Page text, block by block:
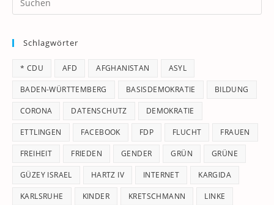
Schlagwörter
* CDU AFD AFGHANISTAN ASYL
BADEN-WÜRTTEMBERG BASISDEMOKRATIE BILDUNG
CORONA DATENSCHUTZ DEMOKRATIE
ETTLINGEN FACEBOOK FDP FLUCHT FRAUEN
FREIHEIT FRIEDEN GENDER GRÜN GRÜNE
GÜZEY ISRAEL HARTZ IV INTERNET KARGIDA
KARLSRUHE KINDER KRETSCHMANN LINKE